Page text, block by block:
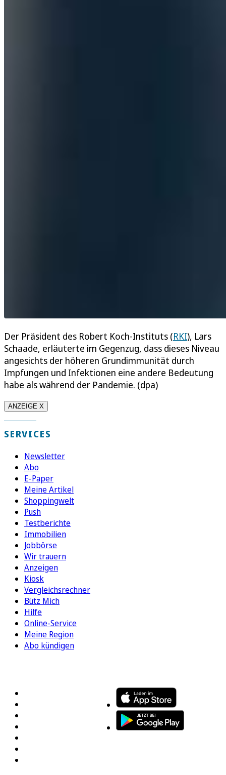
Der Präsident des Robert Koch-Instituts (RKI), Lars
Schaade, erläuterte im Gegenzug, dass dieses Niveau
angesichts der höheren Grundimmunität durch
Impfungen und Infektionen eine andere Bedeutung
habe als während der Pandemie. (dpa)
ANZEIGE X
SERVICES
Newsletter
Abo
E-Paper
Meine Artikel
Shoppingwelt
Push
Testberichte
Immobilien
Jobbörse
Wir trauern
Anzeigen
Kiosk
Vergleichsrechner
Bütz Mich
Hilfe
Online-Service
Meine Region
Abo kündigen